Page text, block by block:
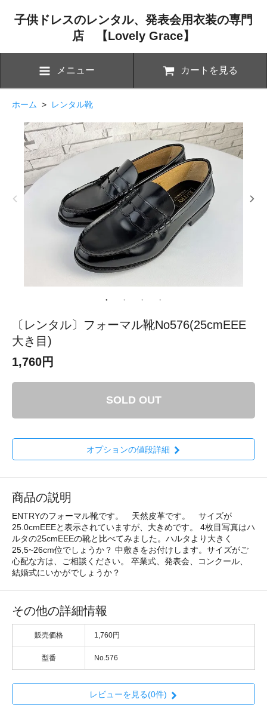
子供ドレスのレンタル、発表会用衣装の専門
店 【Lovely Grace】
メニュー カートを見る
ホーム > レンタル靴
〔レンタル〕フォーマル靴No576(25cmEEE
大き目)
1,760円
SOLD OUT
オプションの値段詳細
商品の説明
ENTRYのフォーマル靴です。 天然皮革です。 サイズが
25.0cmEEEと表示されていますが、大きめです。 4枚目写真はハ
ルタの25cmEEEの靴と比べてみました。ハルタより大きく
25,5~26cm位でしょうか？ 中敷きをお付けします。サイズがご
心配な方は、ご相談ください。 卒業式、発表会、コンクール、
結婚式にいかがでしょうか？
その他の詳細情報
販売価格 1,760円
型番 No.576
レビューを見る(0件)